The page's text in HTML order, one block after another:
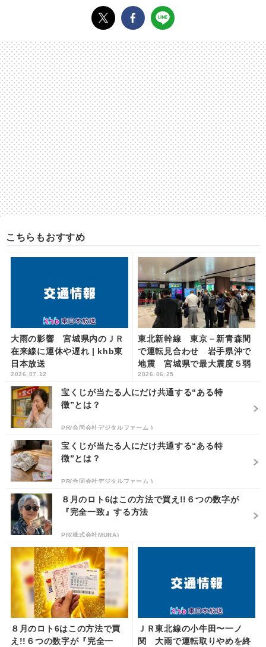
こちらもおすすめ
大雨の影響 宮城県内のＪＲ
在来線に運休や遅れ | khb東
日本放送
2026.07.12
東北新幹線 東京－新青森間
で運転見合わせ 岩手県沖で
地震 宮城県で最大震度５弱
| khb東日本放送
2026.06.25
宝くじが当たる人にだけ共通する“ある特
徴”とは？
PR(合同会社デジタルファーム )
宝くじが当たる人にだけ共通する“ある特
徴”とは？
PR(合同会社デジタルファーム )
８月のロト6はこの方法で買え!!６つの数字が
『完全一致』する方法
PR(株式会社MURA)
８月のロト6はこの方法で買
え!!６つの数字が『完全一
ＪＲ東北線の小牛田〜一ノ
関 大雨で運転取りやめを終